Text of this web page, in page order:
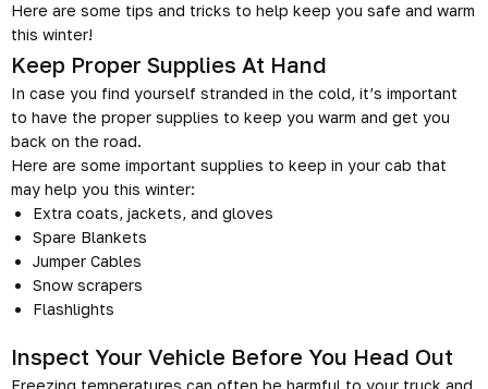
Here are some tips and tricks to help keep you safe and warm
this winter!
Keep Proper Supplies At Hand
In case you find yourself stranded in the cold, it’s important
to have the proper supplies to keep you warm and get you
back on the road.
Here are some important supplies to keep in your cab that
may help you this winter:
Extra coats, jackets, and gloves
Spare Blankets
Jumper Cables
Snow scrapers
Flashlights
Inspect Your Vehicle Before You Head Out